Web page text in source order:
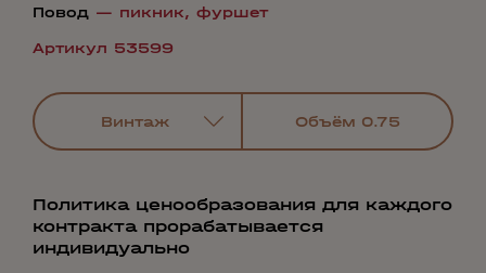
Повод — пикник, фуршет
Артикул 53599
Винтаж Объём 0.75
Политика ценообразования для каждого
контракта прорабатывается
индивидуально